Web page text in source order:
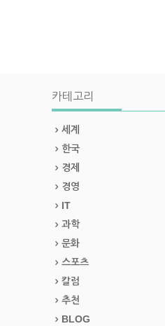
카테고리
세계
한국
경제
경영
IT
과학
문화
스포츠
칼럼
추천
BLOG